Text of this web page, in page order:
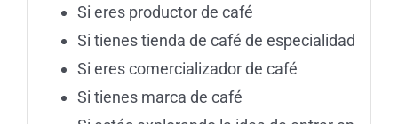
Si eres productor de café
Si tienes tienda de café de especialidad
Si eres comercializador de café
Si tienes marca de café